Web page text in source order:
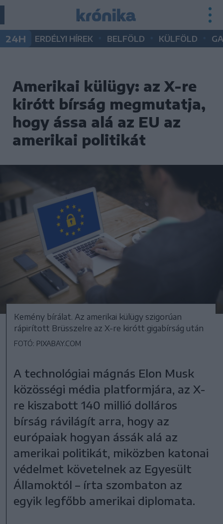
24H ERDÉLYI HÍREK BELFÖLD KÜLFÖLD
Amerikai külügy: az X-re
kirótt bírság megmutatja,
hogy ássa alá az EU az
amerikai politikát
Kemény bírálat. Az amerikai külügy szigorúan
rápirított Brüsszelre az X-re kirótt gigabírság után
FOTÓ: PIXABAY.COM
A technológiai mágnás Elon Musk
közösségi média platformjára, az X-
re kiszabott 140 millió dolláros
bírság rávilágít arra, hogy az
európaiak hogyan ássák alá az
amerikai politikát, miközben katonai
védelmet követelnek az Egyesült
Államoktól – írta szombaton az
egyik legfőbb amerikai diplomata.